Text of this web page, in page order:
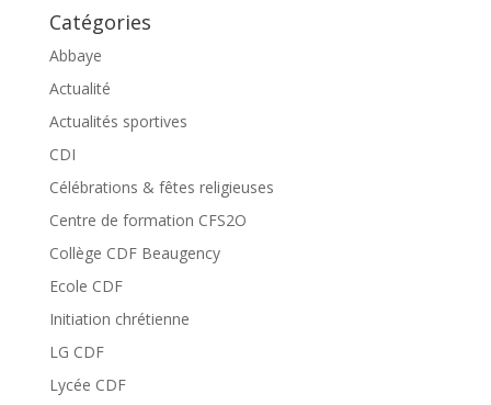
Catégories
Abbaye
Actualité
Actualités sportives
CDI
Célébrations & fêtes religieuses
Centre de formation CFS2O
Collège CDF Beaugency
Ecole CDF
Initiation chrétienne
LG CDF
Lycée CDF